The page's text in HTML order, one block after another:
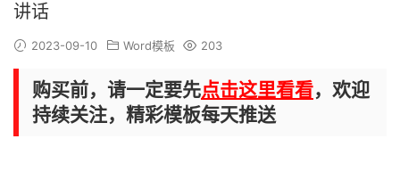
讲话
2023-09-10 Word模板 203
购买前，请一定要先点击这里看看，欢迎
持续关注，精彩模板每天推送